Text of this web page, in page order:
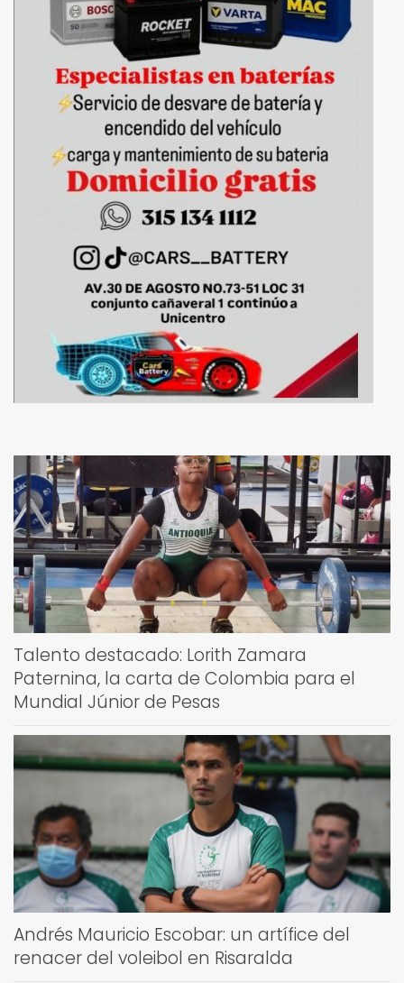
Talento destacado: Lorith Zamara
Paternina, la carta de Colombia para el
Mundial Júnior de Pesas
Andrés Mauricio Escobar: un artífice del
renacer del voleibol en Risaralda